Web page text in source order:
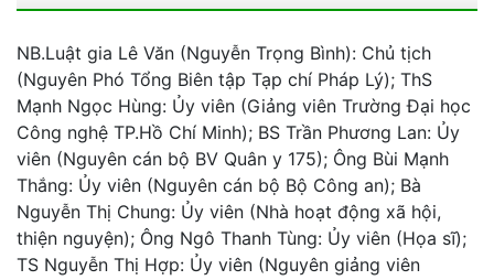
NB.Luật gia Lê Văn (Nguyễn Trọng Bình): Chủ tịch
(Nguyên Phó Tổng Biên tập Tạp chí Pháp Lý); ThS
Mạnh Ngọc Hùng: Ủy viên (Giảng viên Trường Đại học
Công nghệ TP.Hồ Chí Minh); BS Trần Phương Lan: Ủy
viên (Nguyên cán bộ BV Quân y 175); Ông Bùi Mạnh
Thắng: Ủy viên (Nguyên cán bộ Bộ Công an); Bà
Nguyễn Thị Chung: Ủy viên (Nhà hoạt động xã hội,
thiện nguyện); Ông Ngô Thanh Tùng: Ủy viên (Họa sĩ);
TS Nguyễn Thị Hợp: Ủy viên (Nguyên giảng viên